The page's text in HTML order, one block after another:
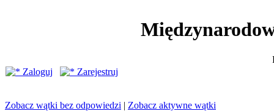
Zaloguj
Zarejestruj
Zobacz wątki bez odpowiedzi | Zobacz aktywne wątki